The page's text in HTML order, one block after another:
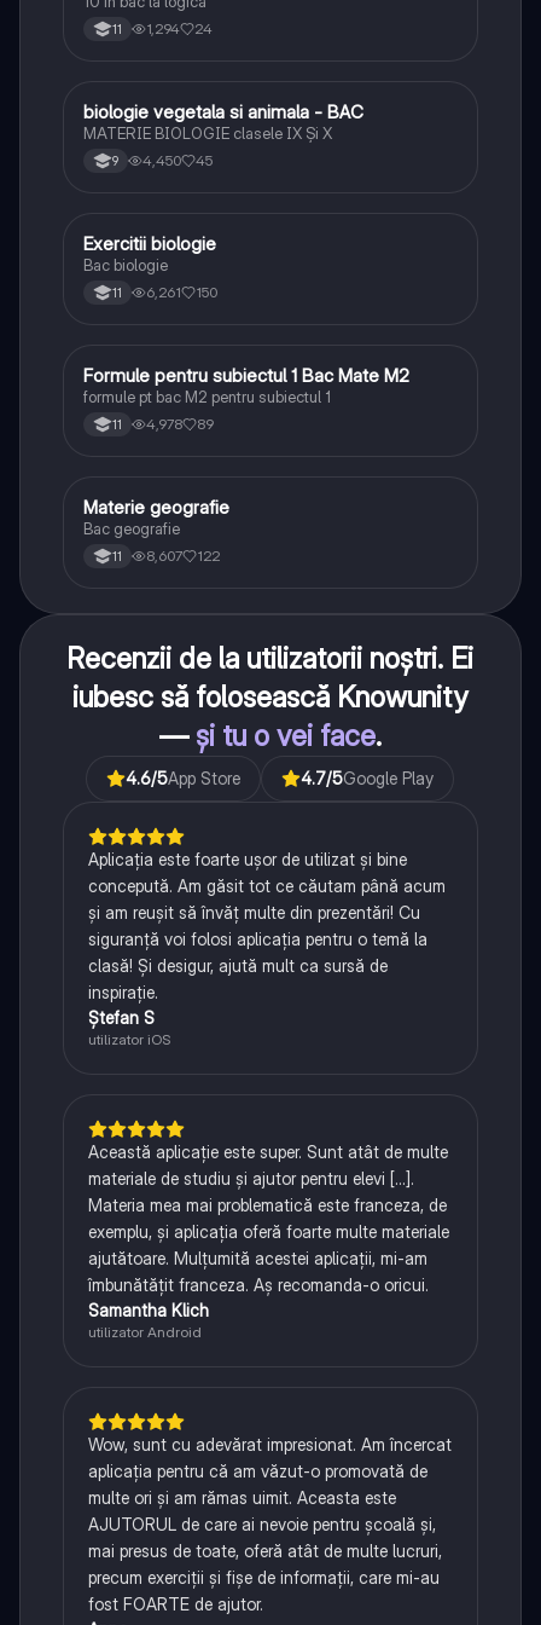
11 1,294 24
Biologie
biologie vegetala si animala - BAC
MATERIE BIOLOGIE clasele IX Şi X
9 4,450 45
Biologie
Exercitii biologie
Bac biologie
11 6,261 150
Matematică
Formule pentru subiectul 1 Bac Mate M2
formule pt bac M2 pentru subiectul 1
11 4,978 89
Geografie
Materie geografie
Bac geografie
11 8,607 122
Recenzii de la utilizatorii noștri. Ei
iubesc să folosească Knowunity
— și tu o vei face.
4.6/5App Store 4.7/5Google Play
Aplicația este foarte ușor de utilizat și bine
concepută. Am găsit tot ce căutam până acum
și am reușit să învăț multe din prezentări! Cu
siguranță voi folosi aplicația pentru o temă la
clasă! Și desigur, ajută mult ca sursă de
inspirație.
Ștefan S
utilizator iOS
Această aplicație este super. Sunt atât de multe
materiale de studiu și ajutor pentru elevi [...].
Materia mea mai problematică este franceza, de
exemplu, și aplicația oferă foarte multe materiale
ajutătoare. Mulțumită acestei aplicații, mi-am
îmbunătățit franceza. Aș recomanda-o oricui.
Samantha Klich
utilizator Android
Wow, sunt cu adevărat impresionat. Am încercat
aplicația pentru că am văzut-o promovată de
multe ori și am rămas uimit. Aceasta este
AJUTORUL de care ai nevoie pentru școală și,
mai presus de toate, oferă atât de multe lucruri,
precum exerciții și fișe de informații, care mi-au
fost FOARTE de ajutor.